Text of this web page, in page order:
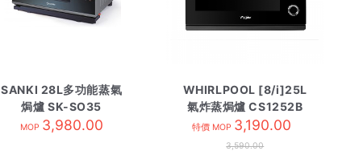
SANKI 28L多功能蒸氣
焗爐 SK-SO35
MOP 3,980.00
WHIRLPOOL [8/i]25L
氣炸蒸焗爐 CS1252B
黑色
特價 MOP 3,190.00
3,590.00